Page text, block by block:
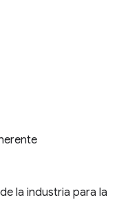
la industria para la